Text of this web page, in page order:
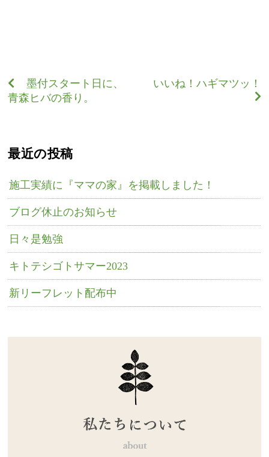
墨付スタート日に、
青森ヒバの香り。
いいね！ハギマツッ！
最近の投稿
施工実績に『ママの家』を掲載しました！
ブログ休止のお知らせ
日々是勉強
キトテシゴトサマー2023
新リーフレット配布中